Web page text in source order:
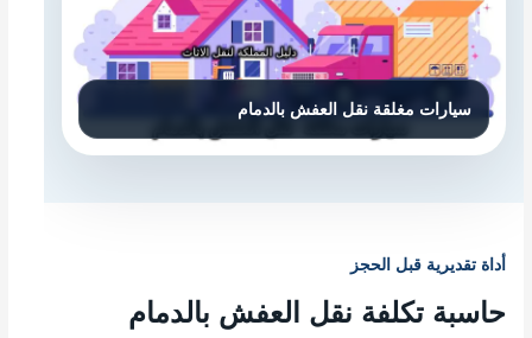
أداة تقديرية قبل الحجز
حاسبة تكلفة نقل العفش بالدمام